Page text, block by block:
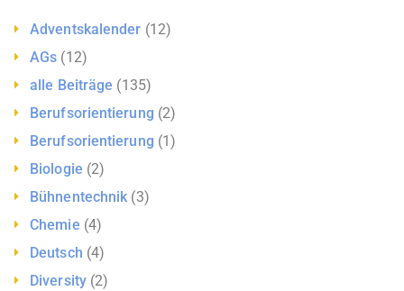
Adventskalender (12)
AGs (12)
alle Beiträge (135)
Berufsorientierung (2)
Berufsorientierung (1)
Biologie (2)
Bühnentechnik (3)
Chemie (4)
Deutsch (4)
Diversity(2)